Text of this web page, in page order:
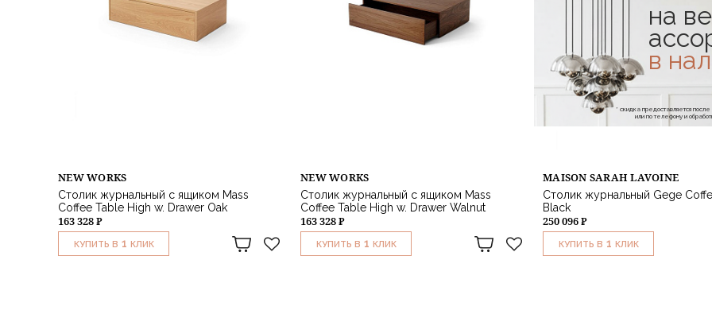
NEW WORKS
Столик журнальный с ящиком Mass
Coffee Table High w. Drawer Oak
163 328 ₽
КУПИТЬ В 1 КЛИК
NEW WORKS
Столик журнальный с ящиком Mass
Coffee Table High w. Drawer Walnut
163 328 ₽
КУПИТЬ В 1 КЛИК
MAISON SARAH LAVOINE
Столик журнальный Gege
Black
250 096 ₽
КУПИТЬ В 1 КЛИК
на
в
* скидка предоставляется
или по телефону и